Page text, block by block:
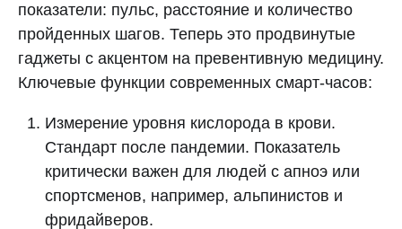
показатели: пульс, расстояние и количество
пройденных шагов. Теперь это продвинутые
гаджеты с акцентом на превентивную медицину.
Ключевые функции современных смарт-часов:
Измерение уровня кислорода в крови.
Стандарт после пандемии. Показатель
критически важен для людей с апноэ или
спортсменов, например, альпинистов и
фридайверов.